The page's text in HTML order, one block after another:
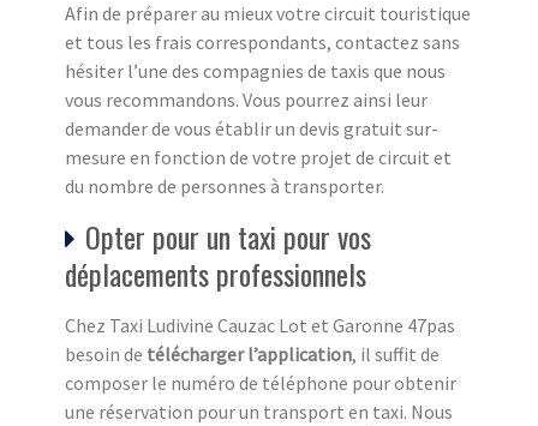
Afin de préparer au mieux votre circuit touristique
et tous les frais correspondants, contactez sans
hésiter l’une des compagnies de taxis que nous
vous recommandons. Vous pourrez ainsi leur
demander de vous établir un devis gratuit sur-
mesure en fonction de votre projet de circuit et
du nombre de personnes à transporter.
Opter pour un taxi pour vos
déplacements professionnels
Chez Taxi Ludivine Cauzac Lot et Garonne 47pas
besoin de télécharger l’application, il suffit de
composer le numéro de téléphone pour obtenir
une réservation pour un transport en taxi. Nous